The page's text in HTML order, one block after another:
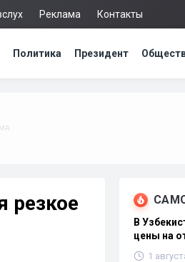
Реклама Контакты
Политика Президент
резкое
В
цены на
1